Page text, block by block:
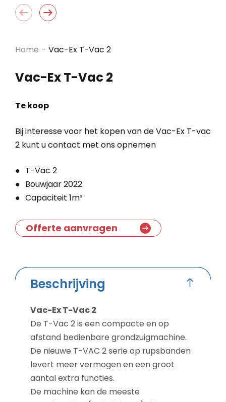
Home - Vac-Ex T-Vac 2
Vac-Ex T-Vac 2
Te koop
Bij interesse voor het kopen van de Vac-Ex T-vac
2 kunt u contact met ons opnemen
T-Vac 2
Bouwjaar 2022
Capaciteit 1m³
Offerte aanvragen
Beschrijving
Vac-Ex T-Vac 2
De T-Vac 2 is een compacte en op
afstand bedienbare grondzuigmachine.
De nieuwe T-VAC 2 serie op rupsbanden
levert meer vermogen en een groot
aantal extra functies.
De machine kan de meeste